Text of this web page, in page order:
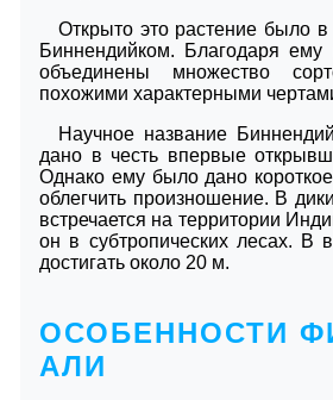
Открыто это растение было
Биннендийком. Благодаря
объединены множество
похожими характерными
Научное название
дано в честь впервые
Однако ему было дано
облегчить произношение. В
встречается на территории
он в субтропических лесах. В
достигать около 20 м.
ОСОБЕННОСТИ
АЛИ